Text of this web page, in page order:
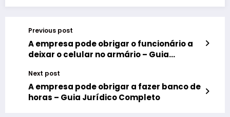
Previous post
A empresa pode obrigar o funcionário a
deixar o celular no armário – Guia
Next post
A empresa pode obrigar a fazer banco de
horas – Guia Jurídico Completo